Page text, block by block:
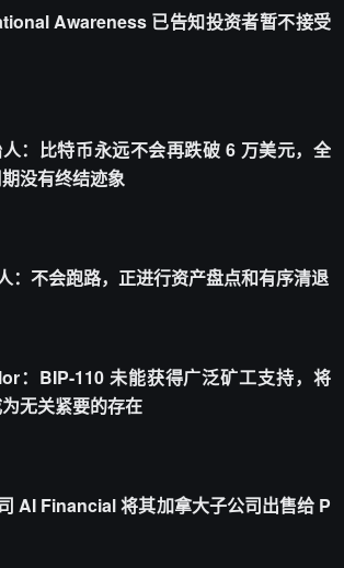
Awareness 已告知投资者暂不接受
：比特币永远不会再跌破 6 万美元，全
没有终结迹象
：不会跑路，正进行资产盘点和有序清退
：BIP-110 未能获得广泛矿工支持，将
无关紧要的存在
AI Financial 将其加拿大子公司出售给 P